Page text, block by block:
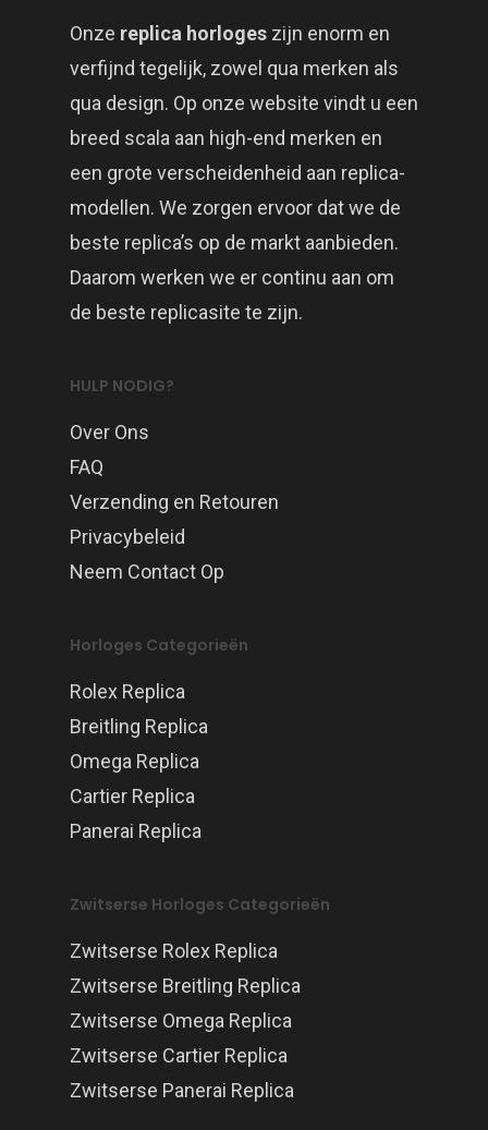
Onze replica horloges zijn enorm en
verfijnd tegelijk, zowel qua merken als
qua design. Op onze website vindt u een
breed scala aan high-end merken en
een grote verscheidenheid aan replica-
modellen. We zorgen ervoor dat we de
beste replica’s op de markt aanbieden.
Daarom werken we er continu aan om
de beste replicasite te zijn.
HULP NODIG?
Over Ons
FAQ
Verzending en Retouren
Privacybeleid
Neem Contact Op
Horloges Categorieën
Rolex Replica
Breitling Replica
Omega Replica
Cartier Replica
Panerai Replica
Zwitserse Horloges Categorieën
Zwitserse Rolex Replica
Zwitserse Breitling Replica
Zwitserse Omega Replica
Zwitserse Cartier Replica
Zwitserse Panerai Replica